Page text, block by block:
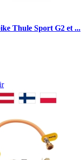
Thule Sport G2 et ...